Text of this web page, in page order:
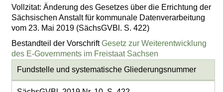
Vollzitat: Änderung des Gesetzes über die Errichtung der
Sächsischen Anstalt für kommunale Datenverarbeitung
vom 23. Mai 2019 (SächsGVBl. S. 422)
Bestandteil der VorschriftGesetz zur Weiterentwicklung
des E-Governments im Freistaat Sachsen
Fundstelle und systematische Gliederungsnummer